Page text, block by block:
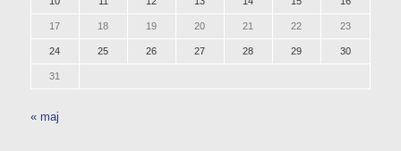
17 18 19 20 21 22 23
24 25 26 27 28 29 30
31
« maj